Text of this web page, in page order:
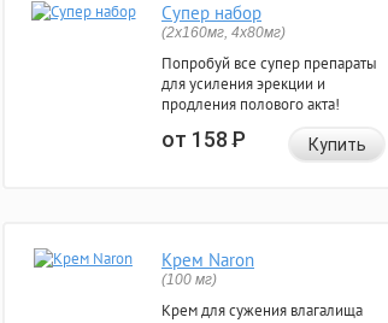
Супер набор
(2х160мг, 4х80мг)
Попробуй все супер препараты
для усиления эрекции и
продления полового акта!
от 158Р Купить
Крем Naron
(100 мг)
Крем для сужения влагалища